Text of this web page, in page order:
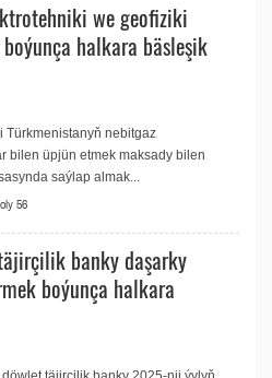
we geofiziki
halkara bäsleşik
Türkmenistanyň nebitgaz
bilen üpjün etmek maksady bilen
saýlap almak...
56
banky daşarky
boýunça halkara